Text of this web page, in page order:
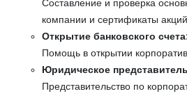
Составление и проверка
компании и сертификаты акций.
Открытие банковского
Помощь в открытии
Юридическое
Представительство по